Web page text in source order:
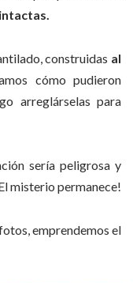
construidas al
cómo pudieron
arreglárselas para
sería peligrosa y
misterio permanece!
emprendemos el